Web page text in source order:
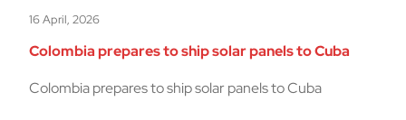
16 April, 2026
Colombia prepares to ship solar panels to Cuba
Colombia prepares to ship solar panels to Cuba